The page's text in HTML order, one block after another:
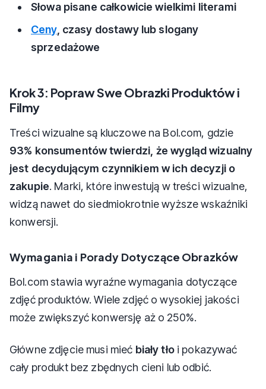
Słowa pisane całkowicie wielkimi literami
Ceny, czasy dostawy lub slogany
sprzedażowe
Krok 3: Popraw Swe Obrazki Produktów i
Filmy
Treści wizualne są kluczowe na Bol.com, gdzie
93% konsumentów twierdzi, że wygląd wizualny
jest decydującym czynnikiem w ich decyzji o
zakupie. Marki, które inwestują w treści wizualne,
widzą nawet do siedmiokrotnie wyższe wskaźniki
konwersji.
Wymagania i Porady Dotyczące Obrazków
Bol.com stawia wyraźne wymagania dotyczące
zdjęć produktów. Wiele zdjęć o wysokiej jakości
może zwiększyć konwersję aż o 250%.
Główne zdjęcie musi mieć biały tłoi pokazywać
cały produkt bez zbędnych cieni lub odbić.